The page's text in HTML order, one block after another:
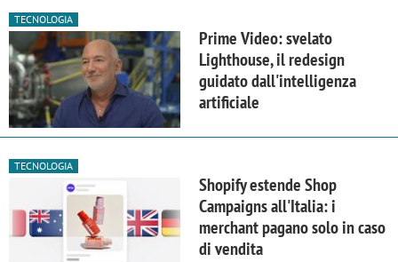
TECNOLOGIA
Prime Video: svelato
Lighthouse, il redesign
guidato dall'intelligenza
artificiale
TECNOLOGIA
Shopify estende Shop
Campaigns all'Italia: i
merchant pagano solo in caso
di vendita